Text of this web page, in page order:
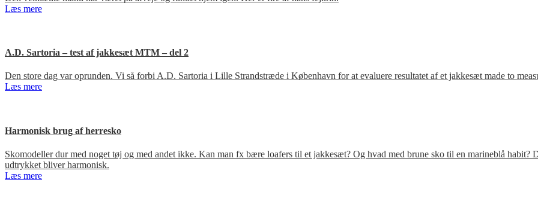
Læs mere
A.D. Sartoria – test af jakkesæt MTM – del 2
Den store dag var oprunden. Vi så forbi A.D. Sartoria i Lille Strandstræde i København for at evaluere resultatet af et jakkesæt made to
Læs mere
Harmonisk brug af herresko
Skomodeller dur med noget tøj og med andet ikke. Kan man fx bære loafers til et jakkesæt? Og hvad med brune sko til en marineblå
udtrykket bliver harmonisk.
Læs mere